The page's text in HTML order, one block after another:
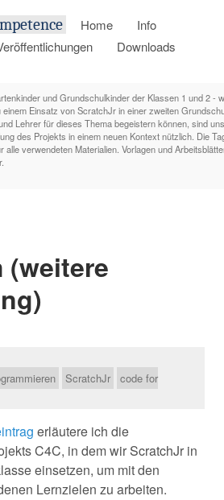
Home
Info
Downloads
und Grundschulkinder der Klassen 1 und 2 -
Einsatz von ScratchJr in einer zweiten
Lehrer für dieses Thema begeistern können, sind
des Projekts in einem neuen Kontext nützlich. Die
alle verwendeten Materialien. Vorlagen und
(weitere
ScratchJr
code for
erläutere ich die
C4C, in dem wir ScratchJr in
einsetzen, um mit den
Lernzielen zu arbeiten.